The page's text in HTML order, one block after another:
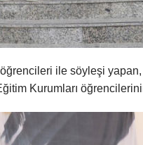
ile söyleşi yapan,
Kurumları